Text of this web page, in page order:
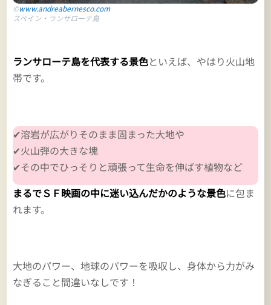
©www.andreabernesco.com
スペイン・ランサローテ島
ランサローテ島を代表する景色といえば、やはり火山地
帯です。
✔溶岩が広がりそのまま固まった大地や
✔火山弾の大きな塊
✔その中でひっそりと頑張って生命を伸ばす植物など
まるでＳＦ映画の中に迷い込んだかのような景色に包ま
れます。
大地のパワー、地球のパワーを吸収し、身体から力がみ
なぎること間違いなしです！